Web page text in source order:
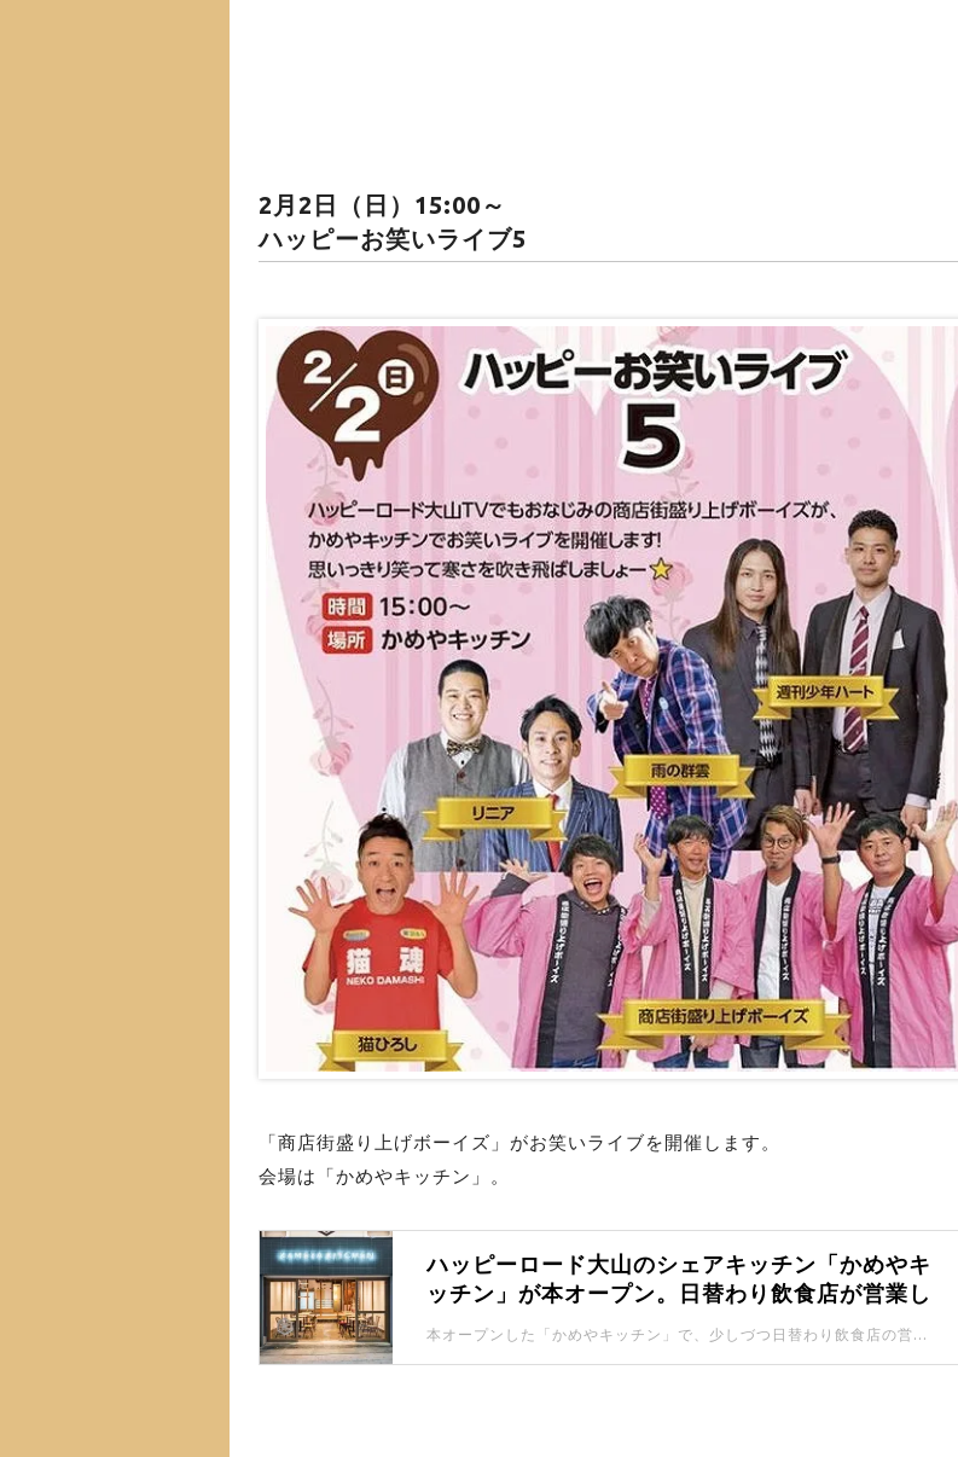
2月2日（日）15:00～
ハッピーお笑いライブ5
「商店街盛り上げボーイズ」がお笑いライブを開催します。
会場は「かめやキッチン」。
ハッピーロード大山のシェアキッチン「かめやキ
ッチン」が本オープン。日替わり飲食店が営業し
始めてる。
本オープンした「かめやキッチン」で、少しづつ日替わり飲食店の営業も始まっているみたいですよ。